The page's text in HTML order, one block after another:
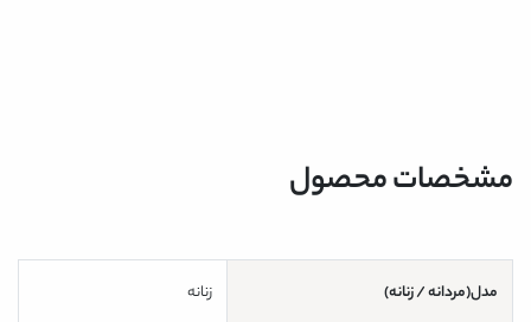
مشخصات محصول
مدل(مردانه / زنانه) زنانه